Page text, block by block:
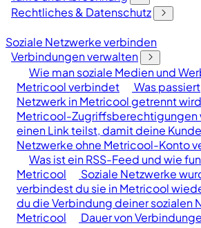
Rechtliches & Datenschutz
Soziale Netzwerke verbinden
Verbindungen verwalten
Wie man soziale Medien und
Metricool verbindet
Was
Netzwerk in Metricool getrennt wird
Metricool-Zugriffsberechtigungen
einen Link teilst, damit deine
Netzwerke ohne Metricool-Konto
Was ist ein RSS-Feed und wie
Metricool
Soziale Netzwerke
verbindest du sie in Metricool
du die Verbindung deiner sozialen
Metricool
Dauer von